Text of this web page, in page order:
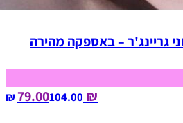
גריינג'ר – באספקה מהירה
₪ 79.00
104.00‏ ₪